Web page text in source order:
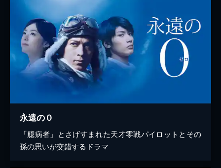
永遠の０
「臆病者」とさげすまれた天才零戦パイロットとその
孫の思いが交錯するドラマ